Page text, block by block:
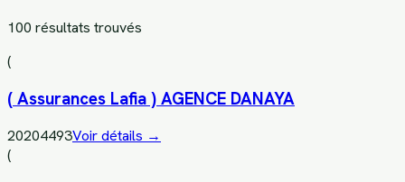
100 résultats trouvés
(
( Assurances Lafia ) AGENCE DANAYA
20204493Voir détails →
(